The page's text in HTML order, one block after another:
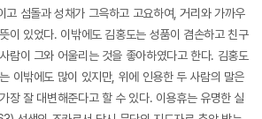
고 섬돌과 성채가 그윽하고 고요하여, 거리와 가까우
이 있었다. 이밖에도 김홍도는 성품이 겸손하고 친구
람이 그와 어울리는 것을 좋아하였다고 한다. 김홍도
이밖에도 많이 있지만, 위에 인용한 두 사람의 말은
장 잘 대변해준다고 할 수 있다. 이용휴는 유명한 실